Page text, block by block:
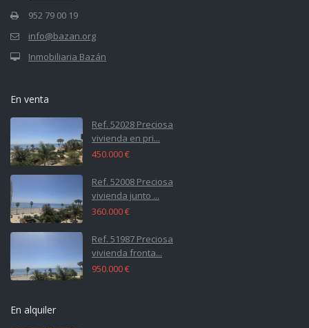
952 79 00 19
info@bazan.org
Inmobiliaria Bazán
En venta
Ref. 52028 Preciosa
vivienda en pri...
450.000 €
Ref. 52008 Preciosa
vivienda junto ...
360.000 €
Ref. 51987 Preciosa
vivienda fronta...
950.000 €
En alquiler